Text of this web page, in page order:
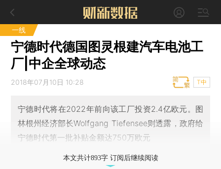
一线
宁德时代德国图灵根建汽车电池工
厂|中企全球动态
2018年07月10日 10:28 T中
宁德时代将在2022年前向该工厂投资2.4亿欧元。图
林根州经济部长Wolfgang Tiefensee则透露，政府给
宁德时代第一批补贴金额达750万欧元
本文共计893字 订阅后继续阅读